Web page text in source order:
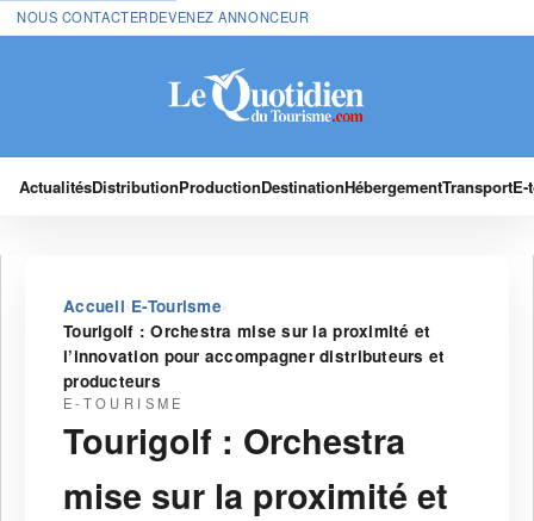
NOUS CONTACTERDEVENEZ ANNONCEUR
ActualitésDistributionProductionDestinationHébergementTransport
Accueil›E-Tourisme›
Tourigolf : Orchestra mise sur la proximité et
l’innovation pour accompagner distributeurs et
producteurs
E-TOURISME
Tourigolf : Orchestra
mise sur la proximité et